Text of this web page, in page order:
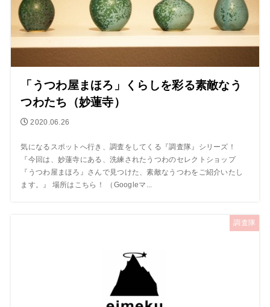
「うつわ屋まほろ」くらしを彩る素敵なう
つわたち（妙蓮寺）
2020.06.26
気になるスポットへ行き、調査をしてくる『調査隊』シリーズ！
『今回は、妙蓮寺にある、洗練されたうつわのセレクトショップ
『うつわ屋まほろ』さんで見つけた、素敵なうつわをご紹介いたし
ます。』 場所はこちら！ （Googleマ...
調査隊